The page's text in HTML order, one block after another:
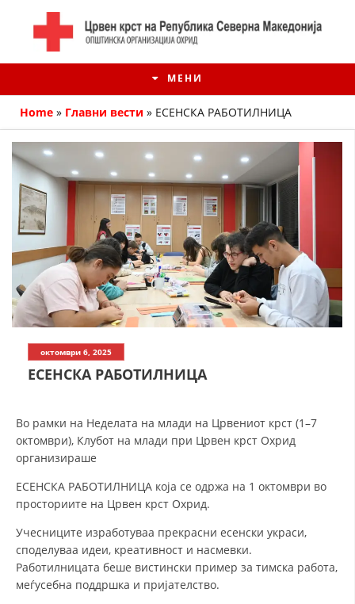
МЕНИ
ИСТОРИЈАТ НА ЦКРМ
ИСТОРИЈАТ НА ДВИЖЕЊЕТО
СТРУКТУРА НА ОРГАНИЗАЦИЈАТА
ЧЛЕНСТВО ВО ПРОФЕСИОНАЛНИ ТЕЛА
ЗАКОН ЗА ЦКРМ
Home » Главни вести » ЕСЕНСКА РАБОТИЛНИЦА
октомври 6, 2025
ЕСЕНСКА РАБОТИЛНИЦА
Во рамки на Неделата на млади на Црвениот крст (1–7
октомври), Клубот на млади при Црвен крст Охрид
организираше
ЕСЕНСКА РАБОТИЛНИЦА која се одржa на 1 октомври во
просториите на Црвен крст Охрид.
Учесниците изработуваа прекрасни есенски украси,
споделуваа идеи, креативност и насмевки.
Работилницата беше вистински пример за тимска работа,
меѓусебна поддршка и пријателство.